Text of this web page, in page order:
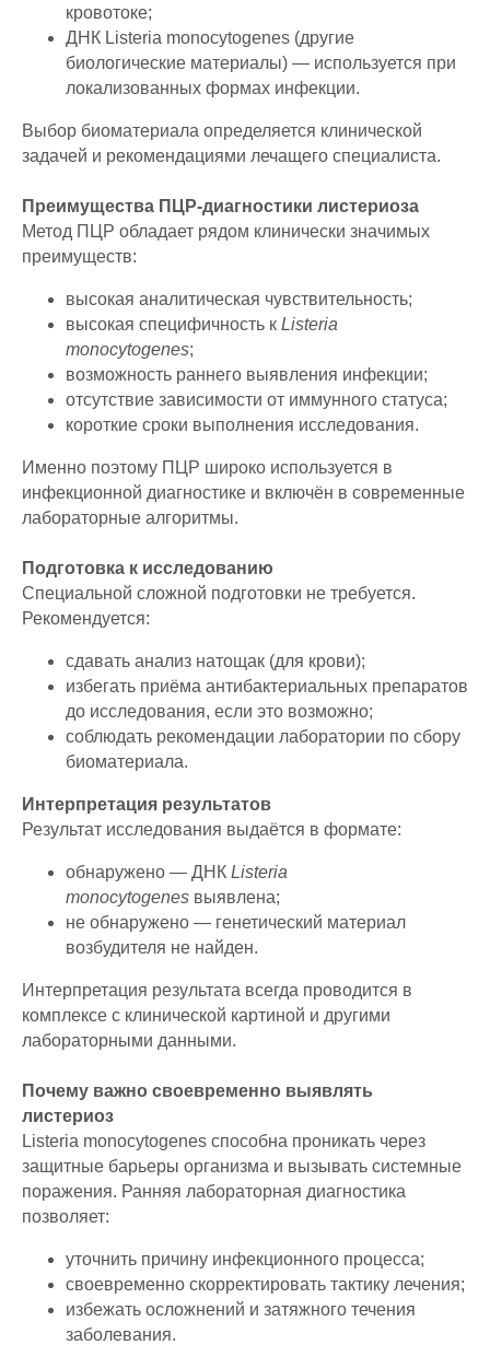
кровотоке;
ДНК Listeria monocytogenes (другие
биологические материалы) — используется при
локализованных формах инфекции.
Выбор биоматериала определяется клинической
задачей и рекомендациями лечащего специалиста.
Преимущества ПЦР-диагностики листериоза
Метод ПЦР обладает рядом клинически значимых
преимуществ:
высокая аналитическая чувствительность;
высокая специфичность к Listeria
monocytogenes;
возможность раннего выявления инфекции;
отсутствие зависимости от иммунного статуса;
короткие сроки выполнения исследования.
Именно поэтому ПЦР широко используется в
инфекционной диагностике и включён в современные
лабораторные алгоритмы.
Подготовка к исследованию
Специальной сложной подготовки не требуется.
Рекомендуется:
сдавать анализ натощак (для крови);
избегать приёма антибактериальных препаратов
до исследования, если это возможно;
соблюдать рекомендации лаборатории по сбору
биоматериала.
Интерпретация результатов
Результат исследования выдаётся в формате:
обнаружено — ДНК Listeria
monocytogenes выявлена;
не обнаружено — генетический материал
возбудителя не найден.
Интерпретация результата всегда проводится в
комплексе с клинической картиной и другими
лабораторными данными.
Почему важно своевременно выявлять
листериоз
Listeria monocytogenes способна проникать через
защитные барьеры организма и вызывать системные
поражения. Ранняя лабораторная диагностика
позволяет:
уточнить причину инфекционного процесса;
своевременно скорректировать тактику лечения;
избежать осложнений и затяжного течения
заболевания.